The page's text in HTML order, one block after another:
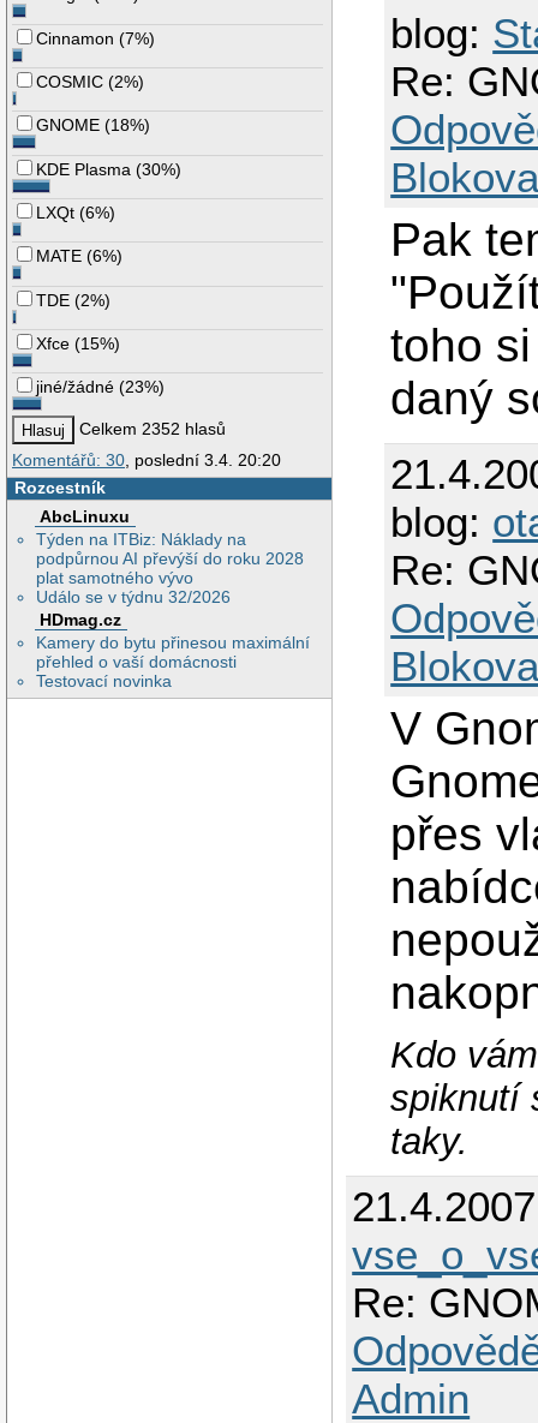
Cinnamon (7%)
COSMIC (2%)
GNOME (18%)
KDE Plasma (30%)
LXQt (6%)
MATE (6%)
TDE (2%)
Xfce (15%)
jiné/žádné (23%)
Celkem 2352 hlasů
Komentářů: 30 , poslední 3.4. 20:20
Rozcestník
AbcLinuxu
Týden na ITBiz: Náklady na
podpůrnou AI převýší do roku 2028
plat samotného vývo
Událo se v týdnu 32/2026
HDmag.cz
Kamery do bytu přinesou maximální
přehled o vaší domácnosti
Testovací novinka
blog:
Re:
Pak
toho
daný
blog:
Re:
V
přes
Kdo
spiknutí
taky.
Re:
Admin